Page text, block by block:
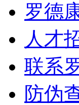
罗德
人才
联系
防伪